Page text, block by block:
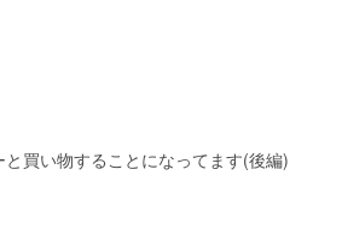
買い物することになってます(後編)